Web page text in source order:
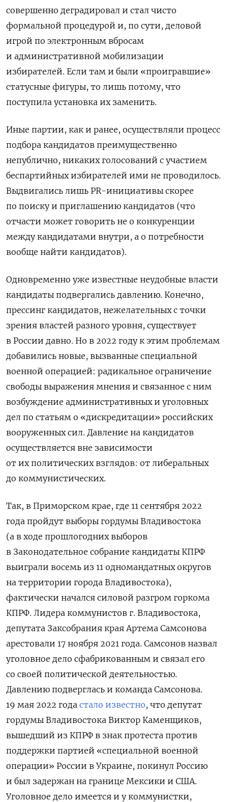
совершенно деградировал и стал чисто
формальной процедурой и, по сути, деловой
игрой по электронным вбросам
и административной мобилизации
избирателей. Если там и были «проигравшие»
статусные фигуры, то лишь потому, что
поступила установка их заменить.
Иные партии, как и ранее, осуществляли процесс
подбора кандидатов преимущественно
непублично, никаких голосований с участием
беспартийных избирателей ими не проводилось.
Выдвигались лишь PR-инициативы скорее
по поиску и приглашению кандидатов (что
отчасти может говорить не о конкуренции
между кандидатами внутри, а о потребности
вообще найти кандидатов).
Одновременно уже известные неудобные власти
кандидаты подвергались давлению. Конечно,
прессинг кандидатов, нежелательных с точки
зрения властей разного уровня, существует
в России давно. Но в 2022 году к этим проблемам
добавились новые, вызванные специальной
военной операцией: радикальное ограничение
свободы выражения мнения и связанное с ним
возбуждение административных и уголовных
дел по статьям о «дискредитации» российских
вооруженных сил. Давление на кандидатов
осуществляется вне зависимости
от их политических взглядов: от либеральных
до коммунистических.
Так, в Приморском крае, где 11 сентября 2022
года пройдут выборы гордумы Владивостока
(а в ходе прошлогодних выборов
в Законодательное собрание кандидаты КПРФ
выиграли восемь из 11 одномандатных округов
на территории города Владивостока),
фактически начался силовой разгром горкома
КПРФ. Лидера коммунистов г. Владивостока,
депутата Заксобрания края Артема Самсонова
арестовали 17 ноября 2021 года. Самсонов назвал
уголовное дело сфабрикованным и связал его
со своей политической деятельностью.
Давлению подверглась и команда Самсонова.
19 мая 2022 года стало известно, что депутат
гордумы Владивостока Виктор Каменщиков,
вышедший из КПРФ в знак протеста против
поддержки партией «специальной военной
операции» России в Украине, покинул Россию
и был задержан на границе Мексики и США.
Уголовное дело имеется и у коммунистки,